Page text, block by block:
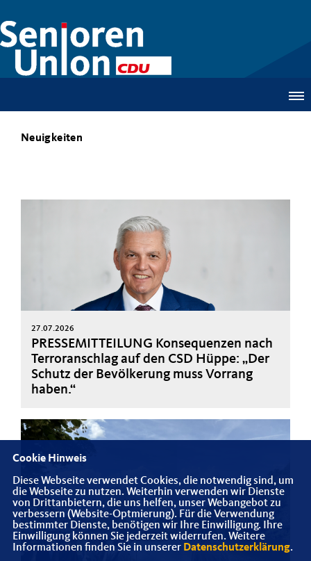
Neuigkeiten
27.07.2026
PRESSEMITTEILUNG Konsequenzen nach
Terroranschlag auf den CSD Hüppe: „Der
Schutz der Bevölkerung muss Vorrang
haben.“
Cookie Hinweis
Diese Webseite verwendet Cookies, die notwendig sind, um
die Webseite zu nutzen. Weiterhin verwenden wir Dienste
von Drittanbietern, die uns helfen, unser Webangebot zu
verbessern (Website-Optmierung). Für die Verwendung
bestimmter Dienste, benötigen wir Ihre Einwilligung. Ihre
Einwilligung können Sie jederzeit widerrufen. Weitere
Informationen finden Sie in unserer Datenschutzerklärung.